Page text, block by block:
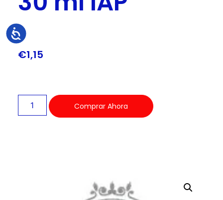
Accesibilidad
€1,15
Comprar Ahora